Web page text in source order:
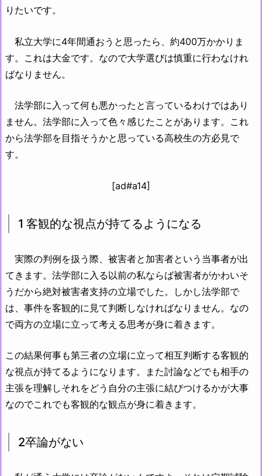
りたいです。
私立大学に4年間通おうと思ったら、約400万かかりま
す。これは大金です。なので大学選びは慎重に行わなけれ
ばなりません。
法学部に入って何も悪かったと言っているわけではあり
ません。法学部に入って色々感じたことがあります。これ
から法学部を目指そうかと思っている高校生の方必見で
す。
[ad#a14]
1 客観的な視点が持てるようになる
実際の判例を扱う際、被害者と加害者という当事者が出
てきます。法学部に入る以前の私ならば被害者がかわいそ
うだから絶対被害者支持の立場でした。しかし法学部で
は、事件を客観的に見て判断しなければなりません。なの
で両方の立場に立って考える思考が身に着きます。
この結果何事も第三者の立場に立って相互判断する客観的
な視点が持てるようになります。また討論などでも相手の
主張を理解しそれをどう自分の主張に結びつけるかが大事
なのでこれでも客観的な観点が身に着きます。
2卒論がない